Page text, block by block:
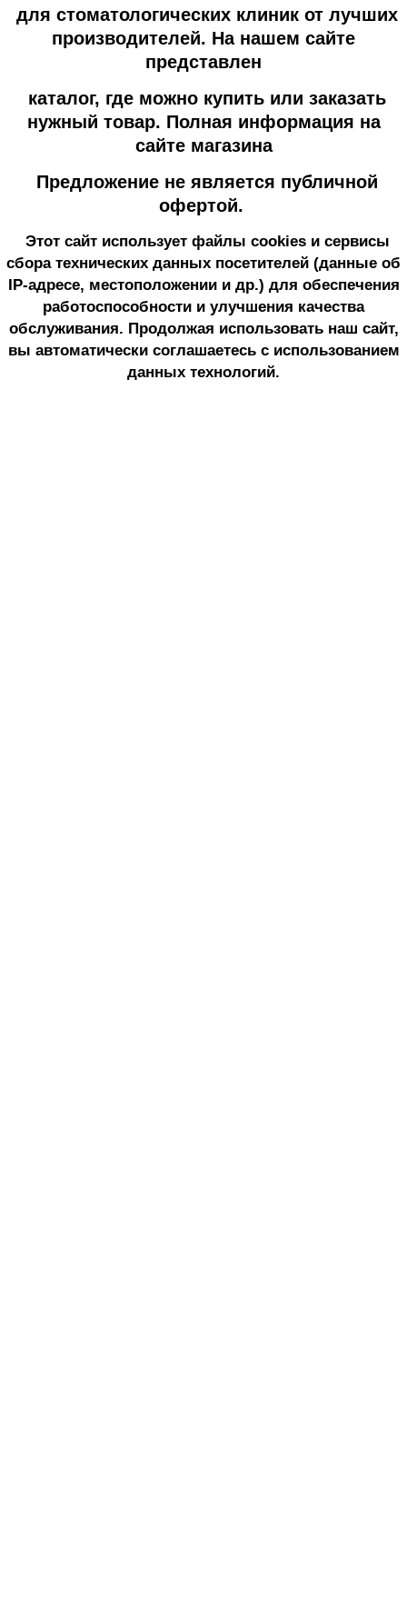
для стоматологических клиник от лучших
производителей. На нашем сайте
представлен
каталог, где можно купить или заказать
нужный товар. Полная информация на
сайте магазина
Предложение не является публичной
офертой.
Этот сайт использует файлы cookies и сервисы
сбора технических данных посетителей (данные об
IP-адресе, местоположении и др.) для обеспечения
работоспособности и улучшения качества
обслуживания. Продолжая использовать наш сайт,
вы автоматически соглашаетесь с использованием
данных технологий.